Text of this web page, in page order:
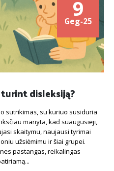
9
Geg-25
disleksiją?
sutrikimas, su kuriuo susiduria
manyta, kad suaugusieji,
skaitymu, naujausi tyrimai
užsiėmimu ir šiai grupei.
pastangas, reikalingas